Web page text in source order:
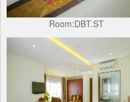
Room:DBT.ST